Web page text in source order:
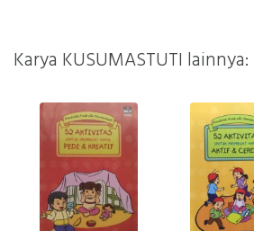
Karya KUSUMASTUTI lainnya: